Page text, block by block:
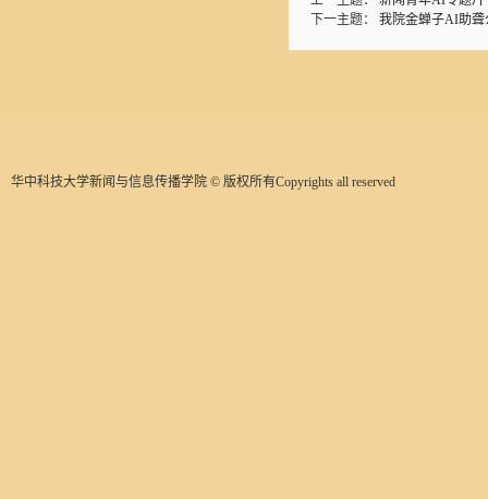
下一主题： 我院金蝉子AI助
华中科技大学新闻与信息传播学院 © 版权所有Copyrights all reserved